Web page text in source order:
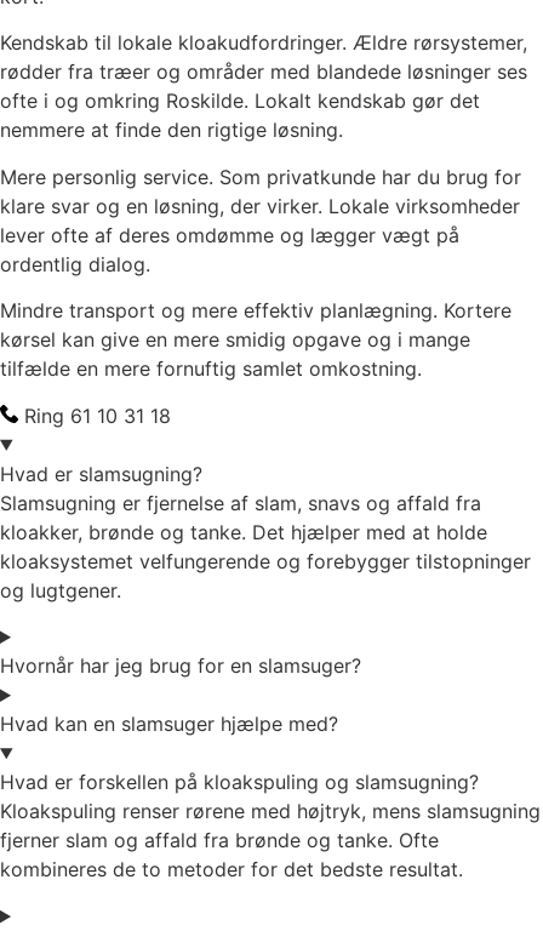
Kendskab til lokale kloakudfordringer. Ældre rørsystemer,
rødder fra træer og områder med blandede løsninger ses
ofte i og omkring Roskilde. Lokalt kendskab gør det
nemmere at finde den rigtige løsning.
Mere personlig service. Som privatkunde har du brug for
klare svar og en løsning, der virker. Lokale virksomheder
lever ofte af deres omdømme og lægger vægt på
ordentlig dialog.
Mindre transport og mere effektiv planlægning. Kortere
kørsel kan give en mere smidig opgave og i mange
tilfælde en mere fornuftig samlet omkostning.
Ring 61 10 31 18
Hvad er slamsugning?
Slamsugning er fjernelse af slam, snavs og affald fra
kloakker, brønde og tanke. Det hjælper med at holde
kloaksystemet velfungerende og forebygger tilstopninger
og lugtgener.
Hvornår har jeg brug for en slamsuger?
Hvad kan en slamsuger hjælpe med?
Hvad er forskellen på kloakspuling og slamsugning?
Kloakspuling renser rørene med højtryk, mens slamsugning
fjerner slam og affald fra brønde og tanke. Ofte
kombineres de to metoder for det bedste resultat.